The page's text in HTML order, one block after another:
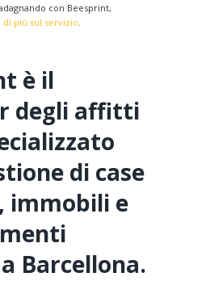
con Beesprint,
più sul servizio
è il
degli affitti
di case
immobili e
Barcellona.